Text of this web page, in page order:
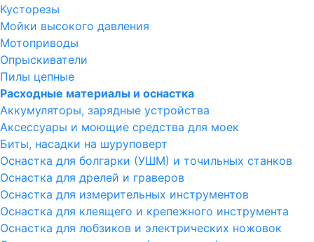
Кусторезы
Мойки высокого давления
Мотоприводы
Опрыскиватели
Пилы цепные
Расходные материалы и оснастка
Аккумуляторы, зарядные устройства
Аксессуары и моющие средства для моек
Биты, насадки на шуруповерт
Оснастка для болгарки (УШМ) и точильных станков
Оснастка для дрелей и граверов
Оснастка для измерительных инструментов
Оснастка для клеящего и крепежного инструмента
Оснастка для лобзиков и электрических ножовок